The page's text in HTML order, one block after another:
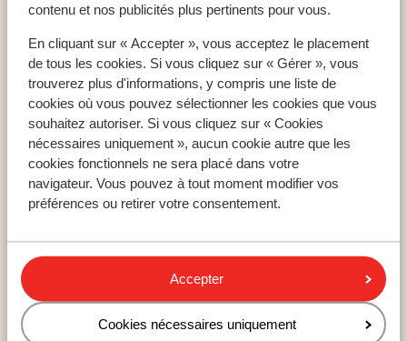
contenu et nos publicités plus pertinents pour vous.
En cliquant sur « Accepter », vous acceptez le placement
de tous les cookies. Si vous cliquez sur « Gérer », vous
trouverez plus d'informations, y compris une liste de
cookies où vous pouvez sélectionner les cookies que vous
souhaitez autoriser. Si vous cliquez sur « Cookies
nécessaires uniquement », aucun cookie autre que les
cookies fonctionnels ne sera placé dans votre
navigateur. Vous pouvez à tout moment modifier vos
préférences ou retirer votre consentement.
Accepter
Cookies nécessaires uniquement
Mer Rouge
Lanzarote
Golfe d'Hammamet
Destinations populaires
Hurghada
Hammamet
À propos de Sunweb
À propos de Sunweb